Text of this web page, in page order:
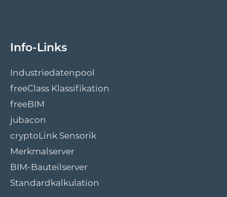
Info-Links
Industriedatenpool
freeClass Klassifikation
freeBIM
jubacon
cryptoLink Sensorik
Merkmalserver
BIM-Bauteilserver
Standardkalkulation